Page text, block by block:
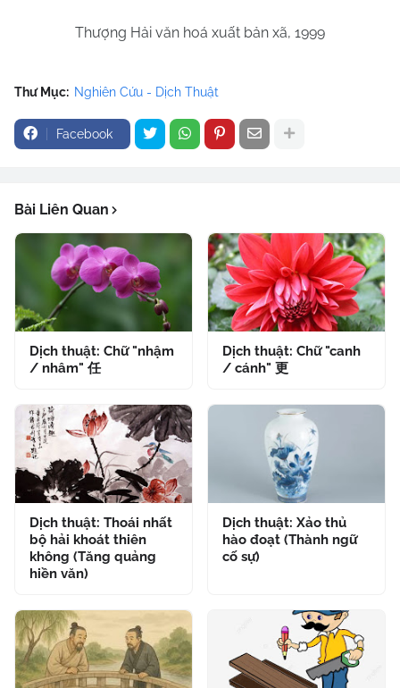
Thượng Hải văn hoá xuất bản xã, 1999
Thư Mục: Nghiên Cứu - Dịch Thuật
Facebook
Bài Liên Quan
Dịch thuật: Chữ "nhậm
/ nhâm" 任
Dịch thuật: Chữ "canh
/ cánh" 更
Dịch thuật: Thoái nhất
bộ hải khoát thiên
không (Tăng quảng
hiền văn)
Dịch thuật: Xảo thủ
hào đoạt (Thành ngữ
cố sự)